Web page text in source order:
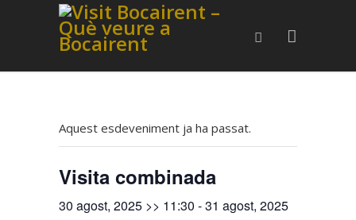
Aquest esdeveniment ja ha passat.
Visita combinada
30 agost, 2025 >> 11:30 -31 agost, 2025